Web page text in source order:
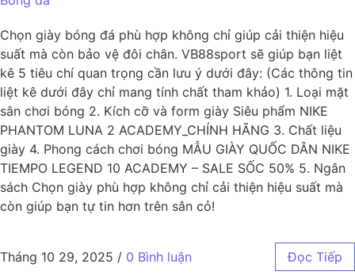
Chọn giày bóng đá phù hợp không chỉ giúp cải thiện hiệu
suất mà còn bảo vệ đôi chân. VB88sport sẽ giúp bạn liệt
kê 5 tiêu chí quan trọng cần lưu ý dưới đây: (Các thông tin
liệt kê dưới đây chỉ mang tính chất tham khảo) 1. Loại mặt
sân chơi bóng 2. Kích cỡ và form giày Siêu phẩm NIKE
PHANTOM LUNA 2 ACADEMY_CHÍNH HÃNG 3. Chất liệu
giày 4. Phong cách chơi bóng MẪU GIÀY QUỐC DÂN NIKE
TIEMPO LEGEND 10 ACADEMY – SALE SỐC 50% 5. Ngân
sách Chọn giày phù hợp không chỉ cải thiện hiệu suất mà
còn giúp bạn tự tin hơn trên sân cỏ!
Tháng 10 29, 2025 / 0 Bình luận Đọc Tiếp